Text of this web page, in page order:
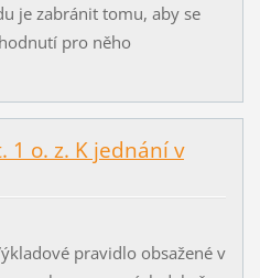
je zabránit tomu, aby se
pro něho
1 o. z. K jednání v
pravidlo obsažené v